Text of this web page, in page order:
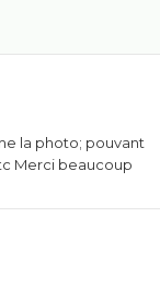
la photo; pouvant
Merci beaucoup